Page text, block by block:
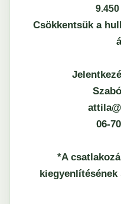
Csökkentsük a
06-
*A